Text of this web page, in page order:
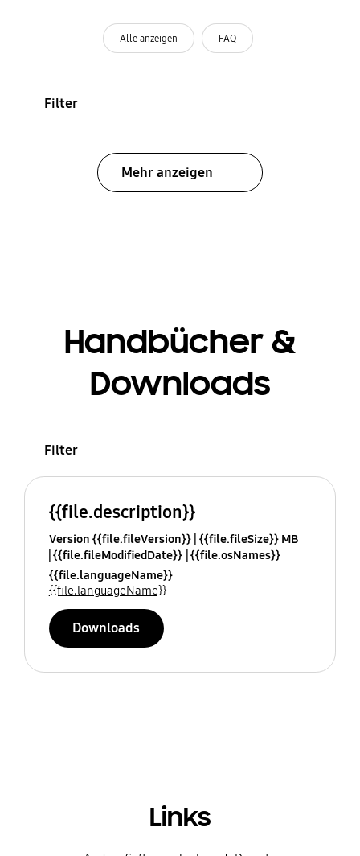
Alle anzeigen FAQ
Filter
Mehr anzeigen
Handbücher &
Downloads
Filter
{{file.description}}
Version {{file.fileVersion}} {{file.fileSize}} MB
{{file.fileModifiedDate}} {{file.osNames}}
{{file.languageName}}
{{file.languageName}}
Downloads
Links